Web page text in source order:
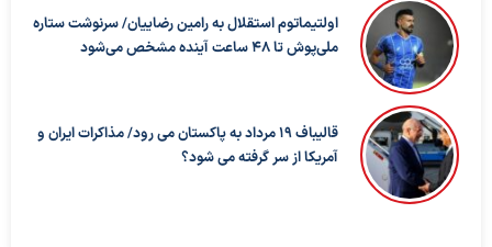
اولتیماتوم استقلال به رامین رضاییان/ سرنوشت ستاره
ملی‌پوش تا ۴۸ ساعت آینده مشخص می‌شود
قالیباف ۱۹ مرداد به پاکستان می رود/ مذاکرات ایران و
آمریکا از سر گرفته می شود؟